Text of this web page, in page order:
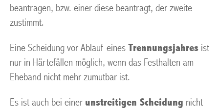
beantragen, bzw. einer diese beantragt, der zweite
zustimmt.
Eine Scheidung vor Ablauf eines Trennungsjahres ist
nur in Härtefällen möglich, wenn das Festhalten am
Eheband nicht mehr zumutbar ist.
Es ist auch bei einer unstreitigen Scheidung nicht